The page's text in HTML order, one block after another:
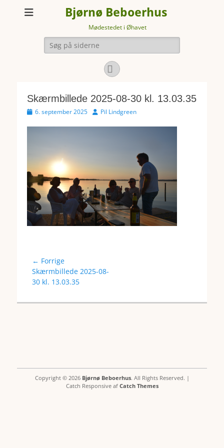
Bjørnø Beboerhus
Mødestedet i Øhavet
Søg
efter:
Facebook
Skærmbillede 2025-08-30 kl. 13.03.35
Udgivet
6. september 2025 Forfatter
Pil Lindgreen
Indlægsnavigation
← Forrige
Forrige
indlæg:
Skærmbillede 2025-08-
30 kl. 13.03.35
Copyright © 2026 Bjørnø Beboerhus. All Rights Reserved. |
Catch Responsive af Catch Themes